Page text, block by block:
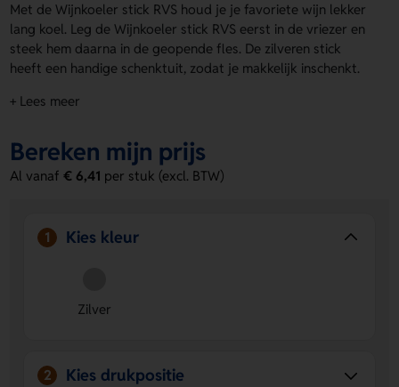
Met de Wijnkoeler stick RVS houd je je favoriete wijn lekker
lang koel. Leg de Wijnkoeler stick RVS eerst in de vriezer en
steek hem daarna in de geopende fles. De zilveren stick
heeft een handige schenktuit, zodat je makkelijk inschenkt.
voorzijde is ruimte voor een logo, naam of eigen ontwerp.
Voordelen van de Wijnkoeler stick RVS
Handige schenktuit
voorkomt geknoei.
+ Lees meer
Bereken mijn prijs
Al vanaf€ 6,41 per stuk (excl. BTW)
1 Kies kleur
Zilver
2 Kies drukpositie